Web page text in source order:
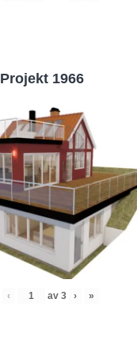
Projekt 1966
‹ av 3 › »